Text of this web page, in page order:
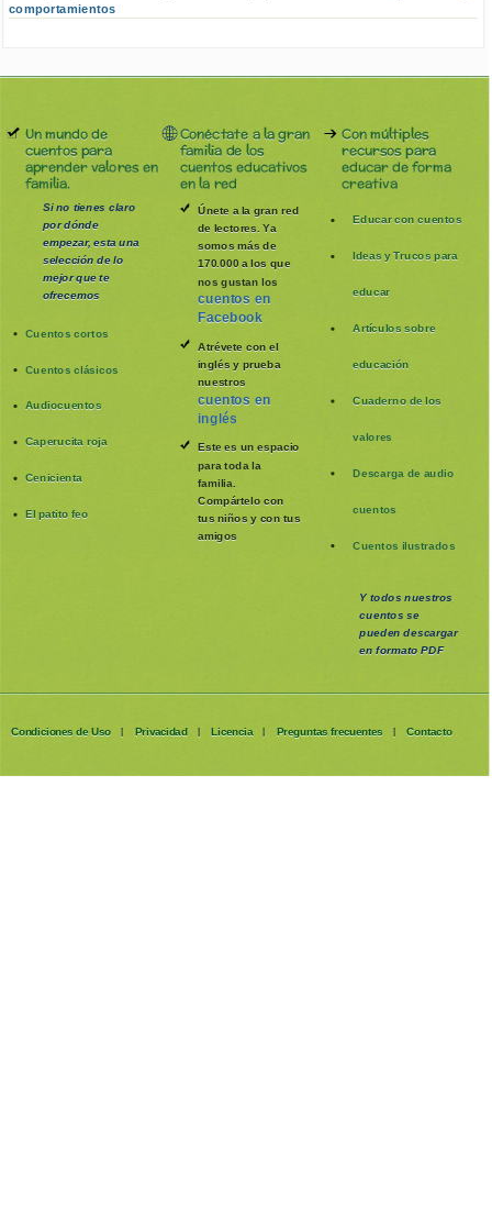
comportamientos
Un mundo de
cuentos para
aprender valores en
familia.
Si no tienes claro
por dónde
empezar, esta una
selección de lo
mejor que te
ofrecemos
Cuentos cortos
Cuentos clásicos
Audiocuentos
Caperucita roja
Cenicienta
El patito feo
Conéctate a la gran
familia de los
cuentos educativos
en la red
Únete a la gran red
de lectores. Ya
somos más de
170.000 a los que
nos gustan los
cuentos en
Facebook
Atrévete con el
inglés y prueba
nuestros
cuentos en
inglés
Este es un espacio
para toda la
familia
Compártelo con
tus niños y con tus
amigos
Con múltiples
recursos para
educar de forma
creativa
Educar con cuentos
Ideas y Trucos para
educar
Artículos sobre
educación
Cuaderno de los
valores
Descarga de audio
cuentos
Cuentos ilustrados
Y todos nuestros
cuentos se
puedendescargar
en formato PDF
Condiciones de Uso | Privacidad | Licencia | Preguntas frecuentes | Contacto